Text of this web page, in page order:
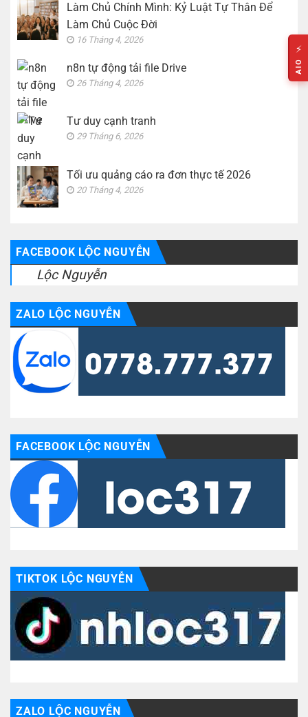
Làm Chủ Chính Mình: Kỷ Luật Tự Thân Để
Làm Chủ Cuộc Đời
16 Tháng 4, 2026
n8n tự động tải file Drive
26 Tháng 4, 2026
Tư duy cạnh tranh
29 Tháng 6, 2026
Tối ưu quảng cáo ra đơn thực tế 2026
20 Tháng 4, 2026
FACEBOOK LỘC NGUYỄN
Lộc Nguyễn
ZALO LỘC NGUYỄN
FACEBOOK LỘC NGUYỄN
TIKTOK LỘC NGUYỄN
ZALO LỘC NGUYỄN
⚡
AIO